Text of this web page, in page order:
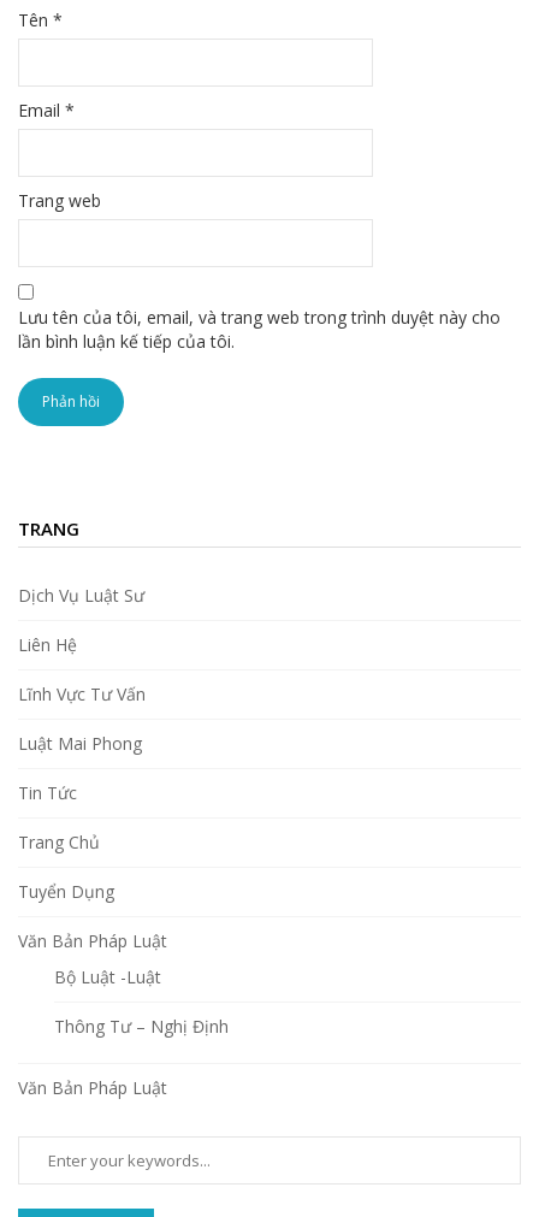
Tên *
Email *
Trang web
Lưu tên của tôi, email, và trang web trong trình duyệt này cho
lần bình luận kế tiếp của tôi.
TRANG
Dịch Vụ Luật Sư
Liên Hệ
Lĩnh Vực Tư Vấn
Luật Mai Phong
Tin Tức
Trang Chủ
Tuyển Dụng
Văn Bản Pháp Luật
Bộ Luật -Luật
Thông Tư – Nghị Định
Văn Bản Pháp Luật